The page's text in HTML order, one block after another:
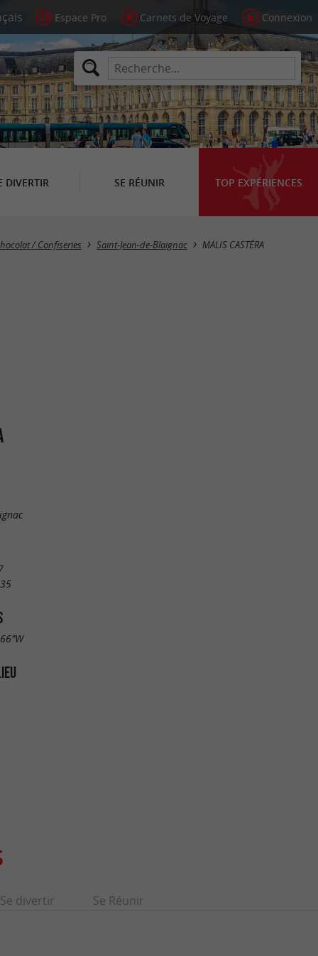
Espace Pro Carnets de Voyage Connexion
DIVERTIR SE RÉUNIR TOP EXPÉRIENCES
/ Confiseries Saint-Jean-de-Blaignac MALIS CASTÉRA
Se divertir Se Réunir